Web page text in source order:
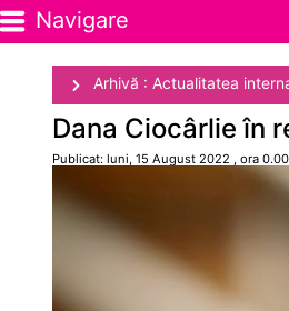
Navigare
Arhivă : Actualitatea
Dana Ciocârlie în
Publicat: luni, 15 August 2022 , ora 0.00